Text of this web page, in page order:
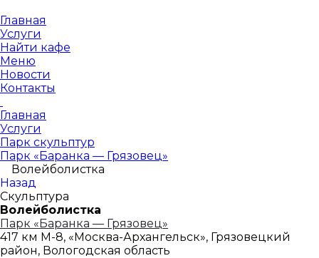
Главная
Услуги
Найти кафе
Меню
Новости
Контакты
Главная
Услуги
Парк скульптур
Парк «Баранка — Грязовец»
Волейболистка
Назад
Скульптура
Волейболистка
Парк «Баранка — Грязовец»
417 км М-8, «Москва-Архангельск», Грязовецкий
район, Вологодская область